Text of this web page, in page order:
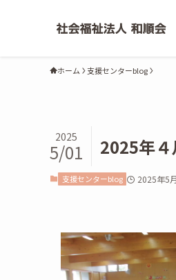
ホーム 支援センターblog
2025年
2025
5/01
支援センターblog 2025年5